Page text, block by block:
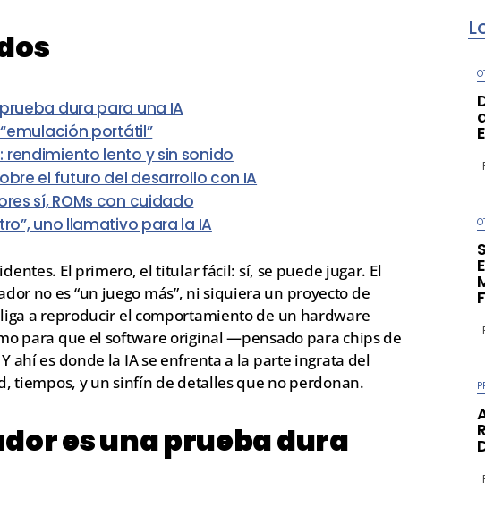
dura para una IA
portátil”
lento y sin sonido
el futuro del desarrollo con IA
sí, ROMs con cuidado
uno llamativo para la IA
El primero, el titular fácil: sí, se puede jugar. El
no es “un juego más”, ni siquiera un proyecto de
a reproducir el comportamiento de un hardware
para que el software original —pensado para chips de
ahí es donde la IA se enfrenta a la parte ingrata del
tiempos, y un sinfín de detalles que no perdonan.
es una prueba dura